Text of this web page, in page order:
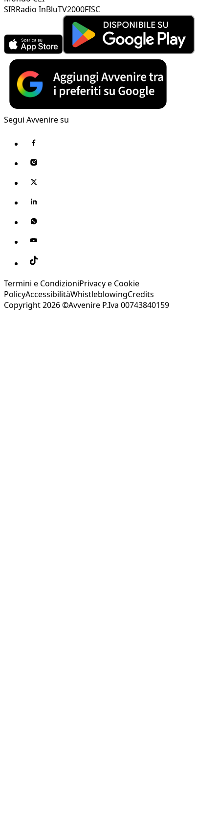
SIRRadio InBluTV2000FISC
Segui Avvenire su
Termini e CondizioniPrivacy e Cookie
PolicyAccessibilitàWhistleblowingCredits
Copyright 2026 ©Avvenire P.Iva 00743840159